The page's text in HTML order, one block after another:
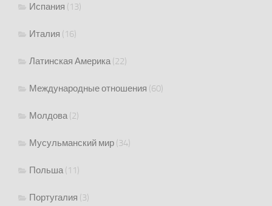
Испания (13)
Италия (16)
Латинская Америка (22)
Международные отношения (60)
Молдова (2)
Мусульманский мир (34)
Польша (11)
Португалия (3)